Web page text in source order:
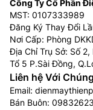
sử dụng lớp phủ
tản nhiệt của dàn
mòn, rỉ sét, bụi
ứng tốt hơn các
tính ăn mòn của
Công Ty Cổ Phần
MST: 0107333989
Đăng Ký Thay Đổi
Nơi Cấp: Phòng
Địa Chỉ Trụ Sở: Số
Tổ 5 P.Sài Đồng,
Liên hệ Với
Email:
Bán Buôn: